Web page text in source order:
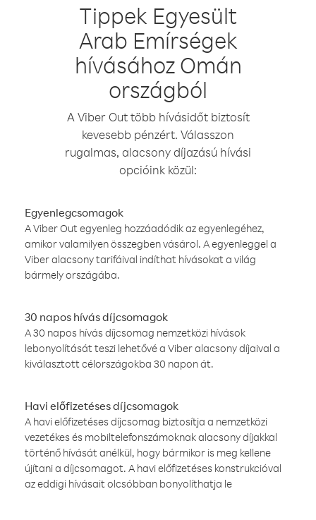
Tippek Egyesült
Arab Emírségek
hívásához Omán
országból
A Viber Out több hívásidőt biztosít
kevesebb pénzért. Válasszon
rugalmas, alacsony díjazású hívási
opcióink közül:
Egyenlegcsomagok
A Viber Out egyenleg hozzáadódik az egyenlegéhez,
amikor valamilyen összegben vásárol. A egyenleggel a
Viber alacsony tarifáival indíthat hívásokat a világ
bármely országába.
30 napos hívás díjcsomagok
A 30 napos hívás díjcsomag nemzetközi hívások
lebonyolítását teszi lehetővé a Viber alacsony díjaival a
kiválasztott célországokba 30 napon át.
Havi előfizetéses díjcsomagok
A havi előfizetéses díjcsomag biztosítja a nemzetközi
vezetékes és mobiltelefonszámoknak alacsony díjakkal
történő hívását anélkül, hogy bármikor is meg kellene
újítani a díjcsomagot. A havi előfizetéses konstrukcióval
az eddigi hívásait olcsóbban bonyolíthatja le